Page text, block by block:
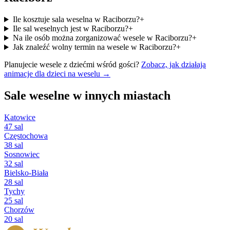
Ile kosztuje sala weselna w Raciborzu?+
Ile sal weselnych jest w Raciborzu?+
Na ile osób można zorganizować wesele w Raciborzu?+
Jak znaleźć wolny termin na wesele w Raciborzu?+
Planujecie wesele z dziećmi wśród gości? Zobacz, jak działają
animacje dla dzieci na weselu →
Sale weselne w innych miastach
Katowice
47 sal
Częstochowa
38 sal
Sosnowiec
32 sal
Bielsko-Biała
28 sal
Tychy
25 sal
Chorzów
20 sal